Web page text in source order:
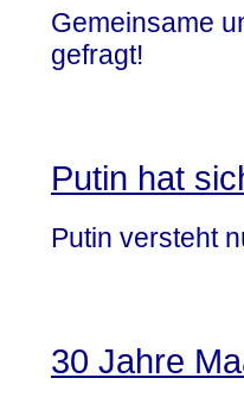
Gemeinsame
gefragt!
Putin hat
Putin versteht
30 Jahre